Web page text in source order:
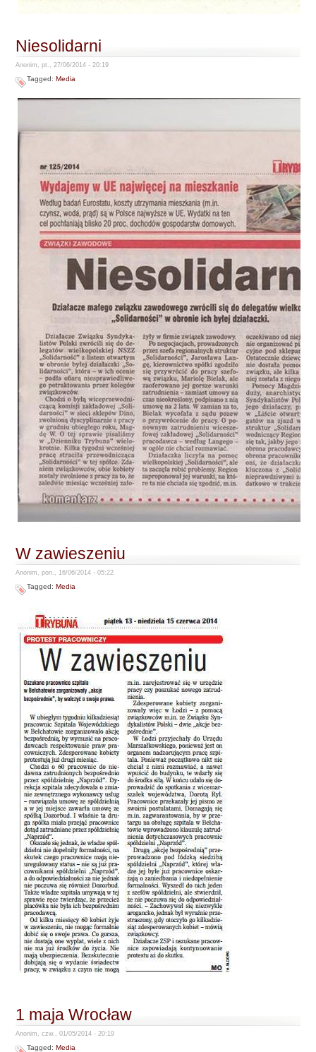
Niesolidarni
Anonim, pt., 27/06/2014 - 20:19
Tagged:Media
W zawieszeniu
Anonim, pon., 16/06/2014 - 05:22
Tagged:Media
1 maja Wrocław
Anonim, czw., 01/05/2014 - 20:19
Tagged:Media